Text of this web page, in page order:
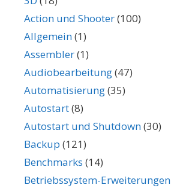
Action und Shooter(100)
Allgemein(1)
Assembler(1)
Audiobearbeitung(47)
Automatisierung(35)
Autostart(8)
Autostart und Shutdown(30)
Backup (121)
Benchmarks (14)
Betriebssystem-Erweiterungen